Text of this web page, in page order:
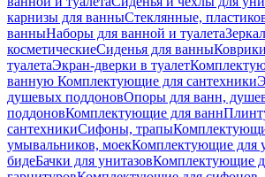
карнизы для ванныСтеклянные,
ванныНаборы для ванной и туалета
косметическиеСиденья для ванны
туалетаЭкран-дверки в туалет
ванную Комплектующие для сантехники
душевых поддоновОпоры для ванн,
поддоновКомплектующие для ванн
сантехникиСифоны, трапы
умывальников, моекКомплектующие для
бидеБачки для унитазовКомплектующие